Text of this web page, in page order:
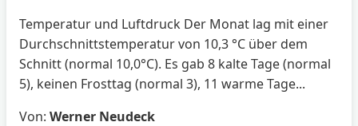
Temperatur und Luftdruck Der Monat lag mit einer
Durchschnittstemperatur von 10,3 °C über dem
Schnitt (normal 10,0°C). Es gab 8 kalte Tage (normal
5), keinen Frosttag (normal 3), 11 warme Tage...
Von: Werner Neudeck